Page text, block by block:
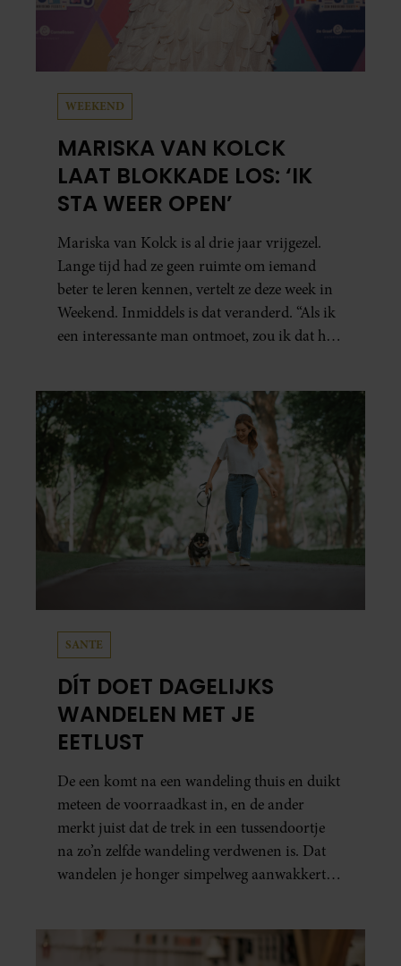
WEEKEND
MARISKA VAN KOLCK
LAAT BLOKKADE LOS: ‘IK
STA WEER OPEN’
Mariska van Kolck is al drie jaar vrijgezel.
Lange tijd had ze geen ruimte om iemand
beter te leren kennen, vertelt ze deze week in
Weekend. Inmiddels is dat veranderd. “Als ik
een interessante man ontmoet, zou ik dat heel
SANTE
DÍT DOET DAGELIJKS
WANDELEN MET JE
EETLUST
De een komt na een wandeling thuis en duikt
meteen de voorraadkast in, en de ander
merkt juist dat de trek in een tussendoortje
na zo’n zelfde wandeling verdwenen is. Dat
wandelen je honger simpelweg aanwakkert,